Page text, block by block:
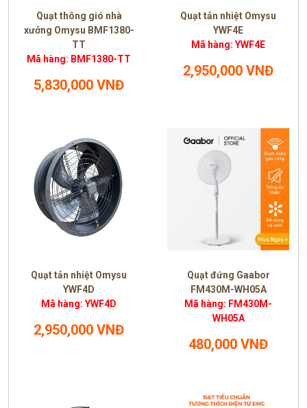
Quạt thông gió nhà
xưởng Omysu BMF1380-
TT
Mã hàng: BMF1380-TT
5,830,000 VNĐ
Quạt tản nhiệt Omysu
YWF4E
Mã hàng: YWF4E
2,950,000 VNĐ
Quạt tản nhiệt Omysu
YWF4D
Mã hàng: YWF4D
2,950,000 VNĐ
Quạt đứng Gaabor
FM430M-WH05A
Mã hàng: FM430M-
WH05A
480,000 VNĐ